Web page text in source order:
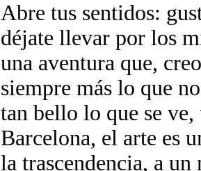
Abre tus sentidos:
déjate llevar por los
una aventura que,
siempre más lo que
tan bello lo que se
Barcelona, el arte es
la trascendencia, a un